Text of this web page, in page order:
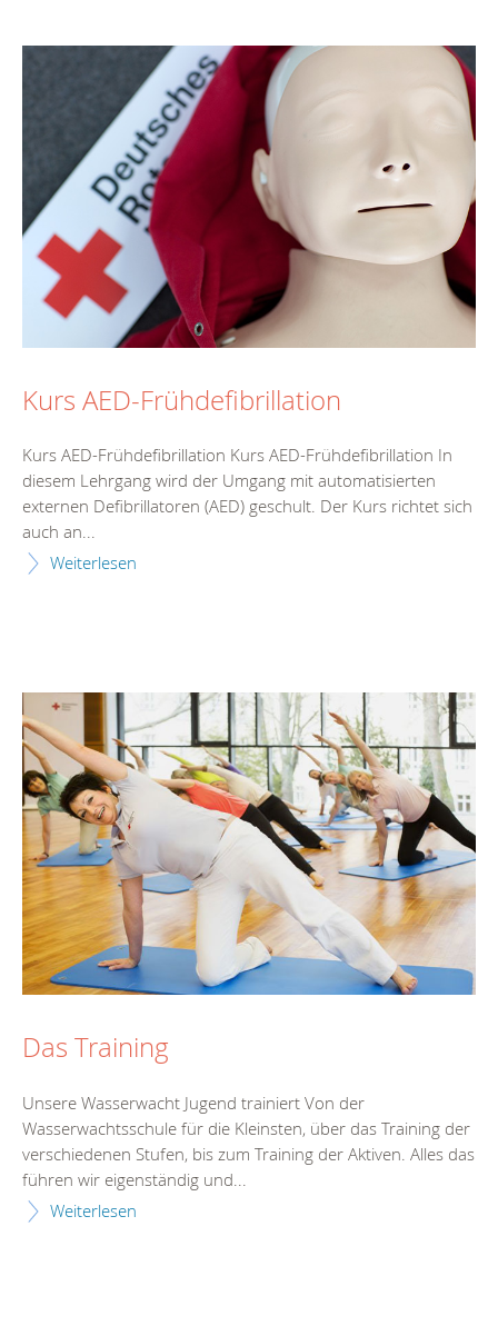
Kurs AED-Frühdefibrillation
Kurs AED-Frühdefibrillation Kurs AED-Frühdefibrillation In
diesem Lehrgang wird der Umgang mit automatisierten
externen Defibrillatoren (AED) geschult. Der Kurs richtet sich
auch an...
Weiterlesen
Das Training
Unsere Wasserwacht Jugend trainiert Von der
Wasserwachtsschule für die Kleinsten, über das Training der
verschiedenen Stufen, bis zum Training der Aktiven. Alles das
führen wir eigenständig und...
Weiterlesen